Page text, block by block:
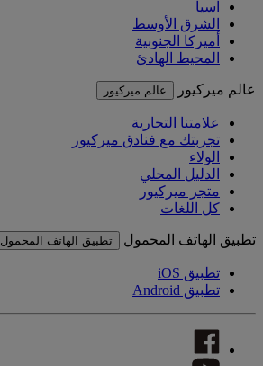
آسيا
الشرق الأوسط
أميركا الجنوبية
المحيط الهادئ
عالم ميركيور عالم ميركيور
علامتنا التجارية
تجربتك مع فنادق ميركيور
الولاء
الدليل المحلي
متجر ميركيور
كل اللغات
تطبيق الهاتف المحمول تطبيق الهاتف المحمول
تطبيق iOS
تطبيق Android